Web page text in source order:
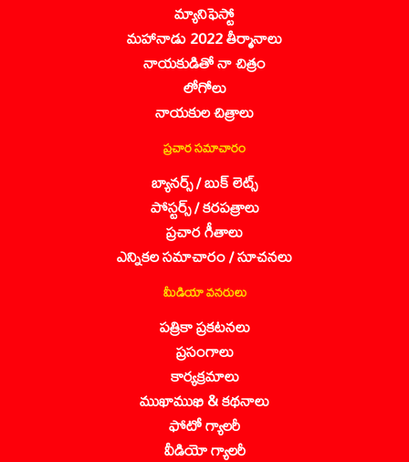
మ్యానిఫెస్టో
మహానాడు 2022 తీర్మానాలు
నాయకుడితో నా చిత్రం
లోగోలు
నాయకుల చిత్రాలు
ప్రచార సమాచారం
బ్యానర్స్ / బుక్ లెట్స్
పోస్టర్స్ / కరపత్రాలు
ప్రచార గీతాలు
ఎన్నికల సమాచారం / సూచనలు
మీడియా వనరులు
పత్రికా ప్రకటనలు
ప్రసంగాలు
కార్యక్రమాలు
ముఖాముఖి & కథనాలు
ఫోటో గ్యాలరీ
వీడియో గ్యాలరీ